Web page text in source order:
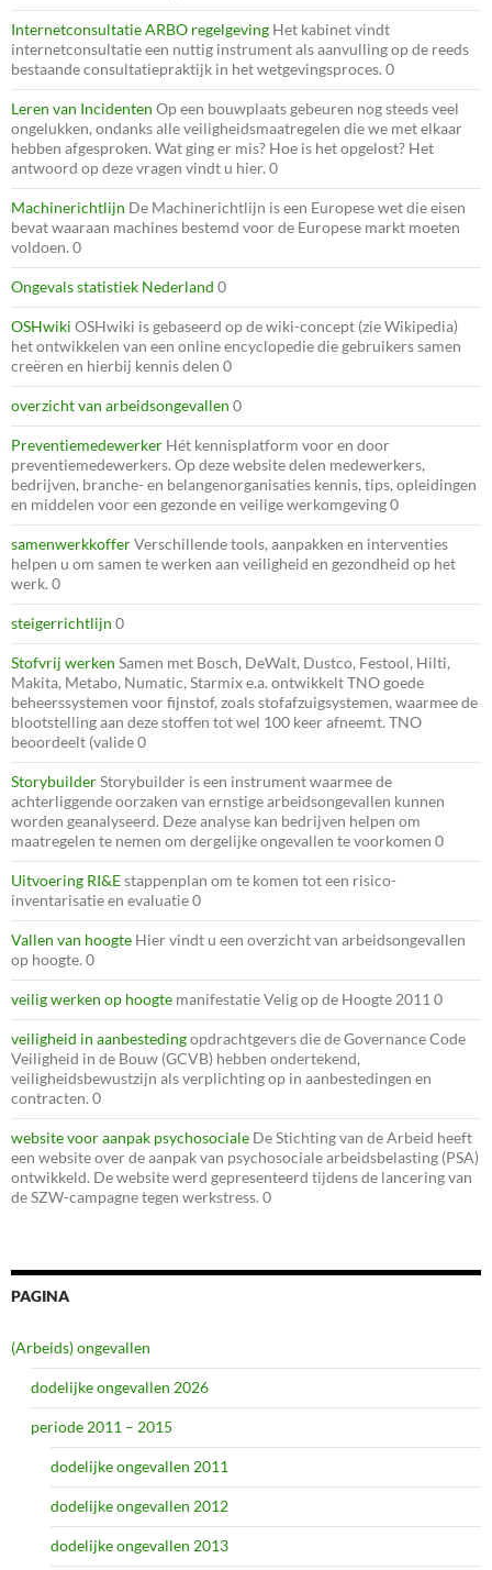
Internetconsultatie ARBO regelgeving Het kabinet vindt
internetconsultatie een nuttig instrument als aanvulling op de reeds
bestaande consultatiepraktijk in het wetgevingsproces. 0
Leren van Incidenten Op een bouwplaats gebeuren nog steeds veel
ongelukken, ondanks alle veiligheidsmaatregelen die we met elkaar
hebben afgesproken. Wat ging er mis? Hoe is het opgelost? Het
antwoord op deze vragen vindt u hier. 0
Machinerichtlijn De Machinerichtlijn is een Europese wet die eisen
bevat waaraan machines bestemd voor de Europese markt moeten
voldoen. 0
Ongevals statistiek Nederland 0
OSHwiki OSHwiki is gebaseerd op de wiki-concept (zie Wikipedia)
het ontwikkelen van een online encyclopedie die gebruikers samen
creëren en hierbij kennis delen 0
overzicht van arbeidsongevallen 0
Preventiemedewerker Hét kennisplatform voor en door
preventiemedewerkers. Op deze website delen medewerkers,
bedrijven, branche- en belangenorganisaties kennis, tips, opleidingen
en middelen voor een gezonde en veilige werkomgeving 0
samenwerkkofferVerschillende tools, aanpakken en interventies
helpen u om samen te werken aan veiligheid en gezondheid op het
werk. 0
steigerrichtlijn 0
Stofvrij werken Samen met Bosch, DeWalt, Dustco, Festool, Hilti,
Makita, Metabo, Numatic, Starmix e.a. ontwikkelt TNO goede
beheerssystemen voor fijnstof, zoals stofafzuigsystemen, waarmee de
blootstelling aan deze stoffen tot wel 100 keer afneemt. TNO
beoordeelt (valide 0
StorybuilderStorybuilder is een instrument waarmee de
achterliggende oorzaken van ernstige arbeidsongevallen kunnen
worden geanalyseerd. Deze analyse kan bedrijven helpen om
maatregelen te nemen om dergelijke ongevallen te voorkomen 0
Uitvoering RI&Estappenplan om te komen tot een risico-
inventarisatie en evaluatie 0
Vallen van hoogte Hier vindt u een overzicht van arbeidsongevallen
op hoogte. 0
veilig werken op hoogte manifestatie Velig op de Hoogte 2011 0
veiligheid in aanbestedingopdrachtgevers die de Governance Code
Veiligheid in de Bouw (GCVB) hebben ondertekend,
veiligheidsbewustzijn als verplichting op in aanbestedingen en
contracten. 0
website voor aanpak psychosociale De Stichting van de Arbeid heeft
een website over de aanpak van psychosociale arbeidsbelasting (PSA)
ontwikkeld. De website werd gepresenteerd tijdens de lancering van
de SZW-campagne tegen werkstress. 0
PAGINA
(Arbeids) ongevallen
dodelijke ongevallen 2026
periode 2011 – 2015
dodelijke ongevallen 2011
dodelijke ongevallen 2012
dodelijke ongevallen 2013